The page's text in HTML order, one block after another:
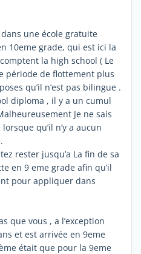
une école gratuite
10eme grade, qui est ici la
la high school ( Le
période de flottement plus
qu’il n’est pas bilingue .
diploma , il y a un cumul
Je ne sais
qu’il n’y a aucun
rester jusqu’a La fin de sa
en 9 eme grade afin qu’il
pour appliquer dans
que vous , a l’exception
et est arrivée en 9eme
était que pour la 9eme